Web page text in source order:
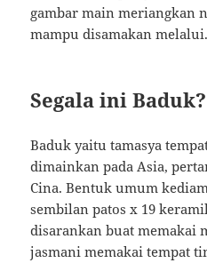
gambar main meriangkan
mampu disamakan melalui.
Segala ini Baduk?
Baduk yaitu tamasya
dimainkan pada Asia,
Cina. Bentuk umum
sembilan patos x 19
disarankan buat memakai
jasmani memakai tempat